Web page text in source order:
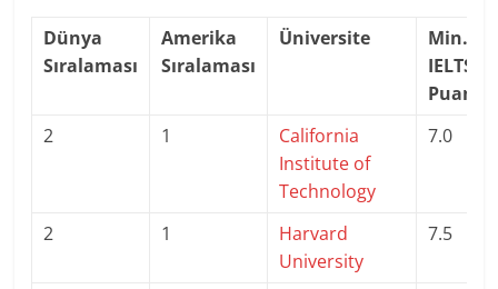
Dünya
Sıralaması
Amerika
Sıralaması
Üniversite
Min.
IELTS
Puanı
2
1
California
Institute of
Technology
7.0
2 1
Harvard
University
7.5